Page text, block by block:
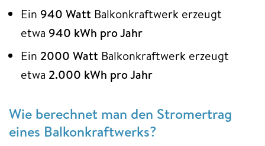
Ein 940 Watt Balkonkraftwerk erzeugt
etwa 940 kWh pro Jahr
Ein 2000 Watt Balkonkraftwerk erzeugt
etwa 2.000 kWh pro Jahr
Wie berechnet man den Stromertrag
eines Balkonkraftwerks?